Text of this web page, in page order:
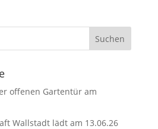
offenen Gartentür am
Wallstadt lädt am 13.06.26